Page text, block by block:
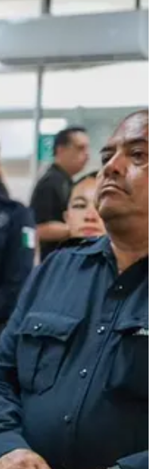
Quintana Roo, la
fortaleciendo la
de combate a la
Moreno Manjarrez; el
de las fuerzas